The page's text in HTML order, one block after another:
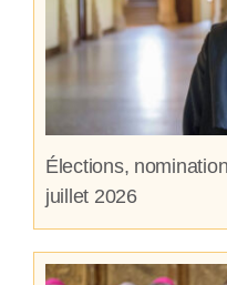
Élections,
juillet 2026